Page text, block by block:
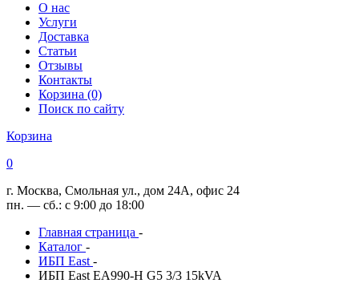
О нас
Услуги
Доставка
Статьи
Отзывы
Контакты
Корзина (0)
Поиск по сайту
Корзина
0
г. Москва, Смольная ул., дом 24А, офис 24
пн. — сб.: с 9:00 до 18:00
Главная страница -
Каталог -
ИБП East -
ИБП East EA990-H G5 3/3 15kVA